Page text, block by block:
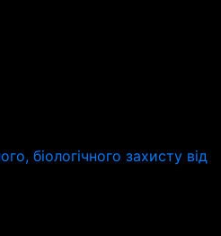
біологічного захисту від